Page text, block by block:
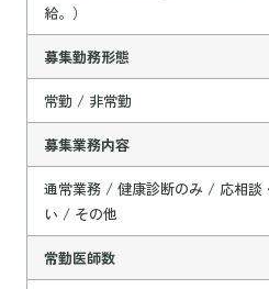
給。）
募集勤務形態
常勤 / 非常勤
募集業務内容
通常業務 / 健康診断のみ / 応相談
い / その他
常勤医師数